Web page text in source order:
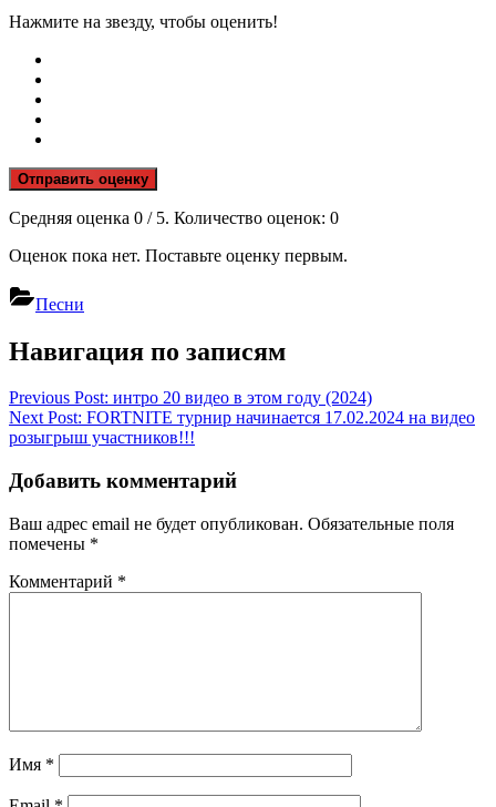
Нажмите на звезду, чтобы оценить!
Отправить оценку
Средняя оценка 0 / 5. Количество оценок: 0
Оценок пока нет. Поставьте оценку первым.
Песни
Навигация по записям
Previous Post: интро 20 видео в этом году (2024)
Next Post: FORTNITE турнир начинается 17.02.2024 на видео
розыгрыш участников!!!
Добавить комментарий
Ваш адрес email не будет опубликован. Обязательные поля
помечены *
Комментарий *
Имя *